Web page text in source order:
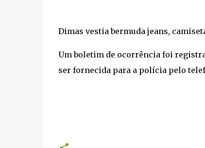
Dimas vestia bermuda jeans,
Um boletim de ocorrência foi
ser fornecida para a polícia pelo